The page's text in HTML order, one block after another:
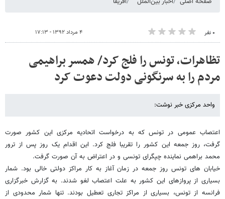
۰ نفر ۴ مرداد ۱۳۹۲ - ۱۷:۱۳
تظاهرات، تونس را فلج کرد/ همسر براهیمی
مردم را به سرنگونی دولت دعوت کرد
واحد مرکزی خبر نوشت:
اعتصاب عمومی در تونس که به درخواست اتحادیه مرکزی این کشور صورت
گرفت، روز جمعه این کشور را تقریبا فلج کرد. این اقدام یک روز پس از ترور
محمد براهمی نماینده چپگرای تونسی و در اعتراض به آن صورت گرفت.
خیابان های تونس روز جمعه در زمان آغاز به کار مراکز دولتی خالی بود. شمار
بسیاری از پروازهای این کشور به علت اعتصاب لغو شدند. به گزارش خبرگزاری
فرانسه از تونس، بسیاری از مراکز تجاری تعطیل بودند. تنها شمار محدودی از